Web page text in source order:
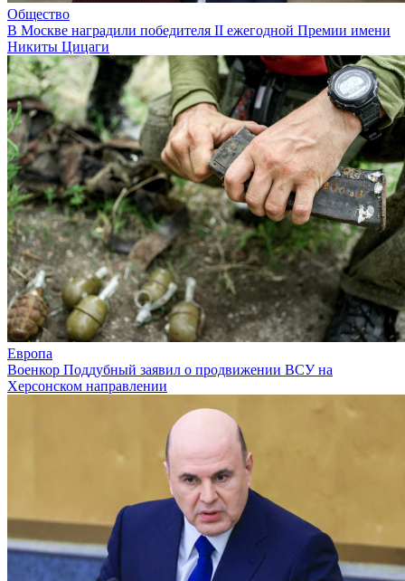
Общество
В Москве наградили победителя II ежегодной Премии имени
Никиты Цицаги
Европа
Военкор Поддубный заявил о продвижении ВСУ на
Херсонском направлении